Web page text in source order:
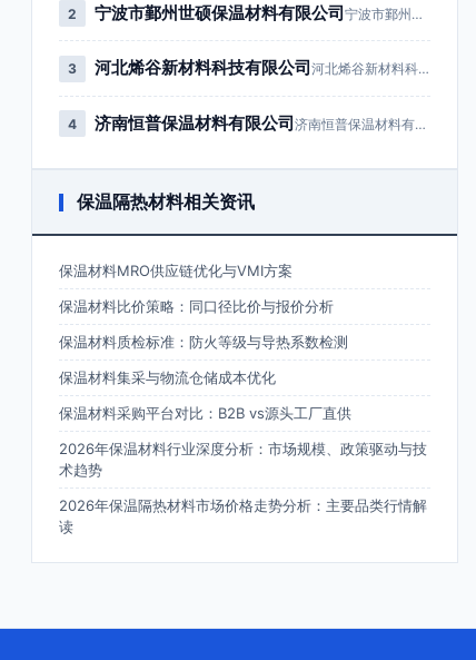
2 宁波市鄞州世硕保温材料有限公司 宁波市鄞州世硕保温材料有限公司成…
3 河北烯谷新材料科技有限公司 河北烯谷新材料科技有限公司成立于…
4 济南恒普保温材料有限公司 济南恒普保温材料有限公司成立于2…
保温隔热材料相关资讯
保温材料MRO供应链优化与VMI方案
保温材料比价策略：同口径比价与报价分析
保温材料质检标准：防火等级与导热系数检测
保温材料集采与物流仓储成本优化
保温材料采购平台对比：B2B vs源头工厂直供
2026年保温材料行业深度分析：市场规模、政策驱动与技
术趋势
2026年保温隔热材料市场价格走势分析：主要品类行情解
读